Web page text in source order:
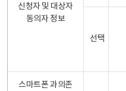
신청자 및 대상자
동의자 정보
선택
스마트폰 과의존